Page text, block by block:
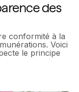
des
conformité à la
Voici
le principe